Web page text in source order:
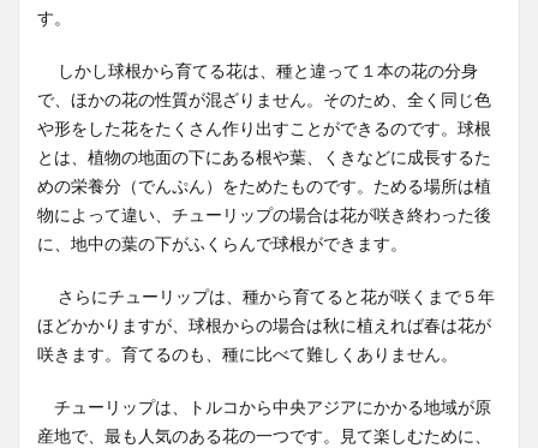
す。
しかし球根から育てる花は、種と違って１本の花の分身
で、ほかの花の性質が混ざりません。そのため、全く同じ色
や形をした花をたくさん作り出すことができるのです。球根
とは、植物の地面の下にある根や葉、くきなどに成長するた
めの栄養分（でんぷん）をためたものです。ためる場所は植
物によって違い、チューリップの場合は花が咲き終わった後
に、地中の葉の下がふくらんで球根ができます。
さらにチューリップは、種から育てると花が咲くまで５年
ほどかかりますが、球根からの場合は秋に植えれば春は花が
咲きます。育てるのも、種に比べて難しくありません。
チューリップは、トルコから中央アジアにかかる地域が原
産地で、最も人気のある花の一つです。見て楽しむために、